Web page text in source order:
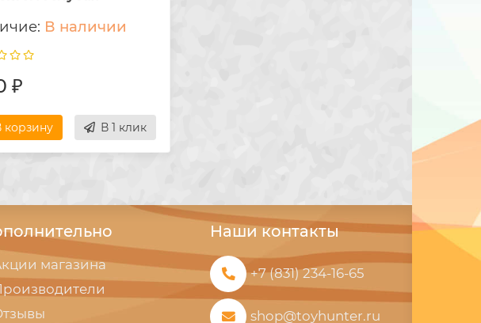
В наличии
₽
корзину В 1 клик
магазина
Наши контакты
+7 (831) 234-16-65
shop@toyhunter.ru